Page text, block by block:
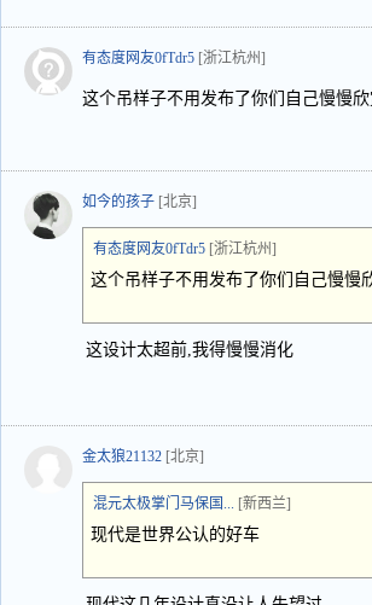
有态度网友0fTdr5 [浙江杭州]
这个吊样子不用发布了你们自己慢慢
如今的孩子 [北京]
有态度网友0fTdr5 [浙江杭州]
这个吊样子不用发布了你们自己慢慢
这设计太超前,我得慢慢消化
金太狼21132 [北京]
混元太极掌门马保国... [新西兰]
现代是世界公认的好车